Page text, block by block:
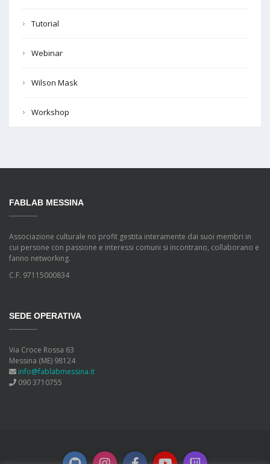
Tutorial
Webinar
Wilson Mask
Workshop
FABLAB MESSINA
Associazione culturale no profit gestita interamente dai suoi membri in
cui persone con passione e interessi comuni si incontrano, collaborano e
fanno networking.
C.F. 97115000834
SEDE OPERATIVA
Via Croce Rossa 63
Messina (ME) 98124
info@fablabmessina.it
090 3710755